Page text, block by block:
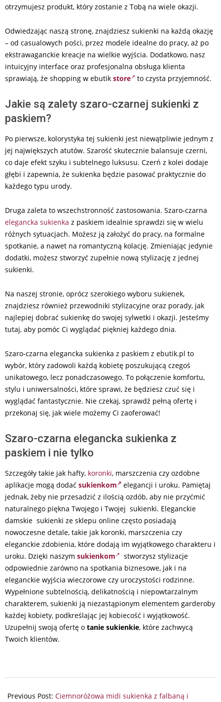
otrzymujesz produkt, który zostanie z Tobą na wiele okazji.
Odwiedzając naszą stronę, znajdziesz sukienki na każdą okazję
– od casualowych pości, przez modele idealne do pracy, aż po
ekstrawaganckie kreacje na wielkie wyjścia. Dodatkowo, nasz
intuicyjny interface oraz profesjonalna obsługa klienta
sprawiają, że shopping w ebutik store to czysta przyjemność.
Jakie są zalety szaro-czarnej sukienki z
paskiem?
Po pierwsze, kolorystyka tej sukienki jest niewątpliwie jednym z
jej największych atutów. Szarość skutecznie balansuje czerni,
co daje efekt szyku i subtelnego luksusu. Czerń z kolei dodaje
głębi i zapewnia, że sukienka będzie pasować praktycznie do
każdego typu urody.
Druga zaleta to wszechstronność zastosowania. Szaro-czarna
elegancka sukienka z paskiem idealnie sprawdzi się w wielu
różnych sytuacjach. Możesz ją założyć do pracy, na formalne
spotkanie, a nawet na romantyczną kolację. Zmieniając jedynie
dodatki, możesz stworzyć zupełnie nową stylizację z jednej
sukienki.
Na naszej stronie, oprócz szerokiego wyboru sukienek,
znajdziesz również przewodniki stylizacyjne oraz porady, jak
najlepiej dobrać sukienkę do swojej sylwetki i okazji. Jesteśmy
tutaj, aby pomóc Ci wyglądać piękniej każdego dnia.
Szaro-czarna elegancka sukienka z paskiem z ebutik.pl to
wybór, który zadowoli każdą kobietę poszukującą czegoś
unikatowego, lecz ponadczasowego. To połączenie komfortu,
stylu i uniwersalności, które sprawi, że będziesz czuć się i
wyglądać fantastycznie. Nie czekaj, sprawdź pełną ofertę i
przekonaj się, jak wiele możemy Ci zaoferować!
Szaro-czarna elegancka sukienka z
paskiem i nie tylko
Szczegóły takie jak hafty, koronki, marszczenia czy ozdobne
aplikacje mogą dodać sukienkom
elegancji i uroku. Pamiętaj
jednak, żeby nie przesadzić z ilością ozdób, aby nie przyćmić
naturalnego piękna Twojego i Twojej sukienki. Eleganckie
damskie sukienki ze sklepu online często posiadają
nowoczesne detale, takie jak koronki, marszczenia czy
eleganckie zdobienia, które dodają im wyjątkowego charakteru i
uroku. Dzięki naszym sukienkom
stworzysz stylizacje
odpowiednie zarówno na spotkania biznesowe, jak i na
eleganckie wyjścia wieczorowe czy uroczystości rodzinne.
Wypełnione subtelnością, delikatnością i niepowtarzalnym
charakterem, sukienki ją niezastąpionym elementem garderoby
każdej kobiety, podkreślając jej kobiecość i wyjątkowość.
Uzupełnij swoją ofertę o tanie sukienkie, które zachwycą
Twoich klientów.
08-
Previous Post: Ciemnoróżowa midi sukienka z falbaną i